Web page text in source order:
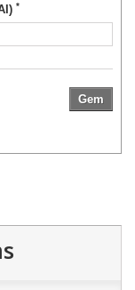
*
Gem